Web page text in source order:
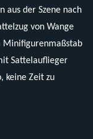
aus der Szene nach
von Wange
Minifigurenmaßstab
Sattelauflieger
keine Zeit zu